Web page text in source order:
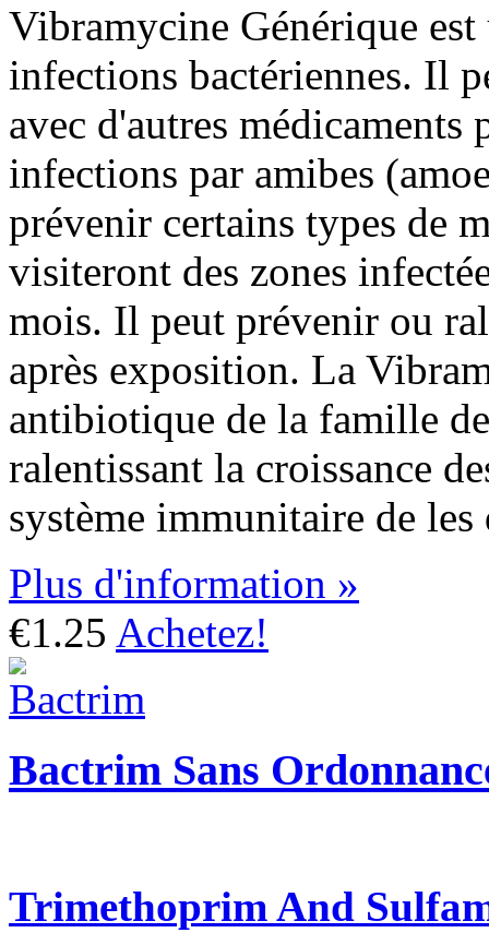
Vibramycine Générique
infections bactériennes. Il
avec d'autres
infections par amibes
prévenir certains types de
visiteront des zones
mois. Il peut prévenir ou
après exposition. La
antibiotique de la famille
ralentissant la croissance
système immunitaire de les
Plus d'information »
€1.25 Achetez!
Bactrim Sans
Trimethoprim And